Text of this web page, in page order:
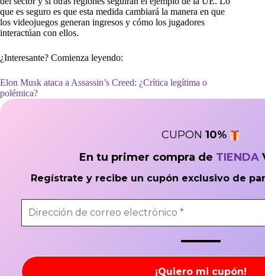
que es seguro es que esta medida cambiará la manera en que
los videojuegos generan ingresos y cómo los jugadores
interactúan con ellos.
¿Interesante? Comienza leyendo:
Elon Musk ataca a Assassin’s Creed: ¿Crítica legítima o
polémica?
CUPON 10%
En tu primer compra de TIENDA
Regístrate y recibe un cupón exclusivo de